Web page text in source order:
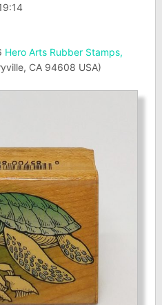
Hero Arts Rubber Stamps,
CA 94608 USA)